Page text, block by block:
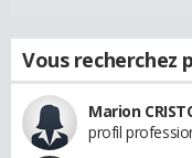
Vous recherchez
Marion
profil